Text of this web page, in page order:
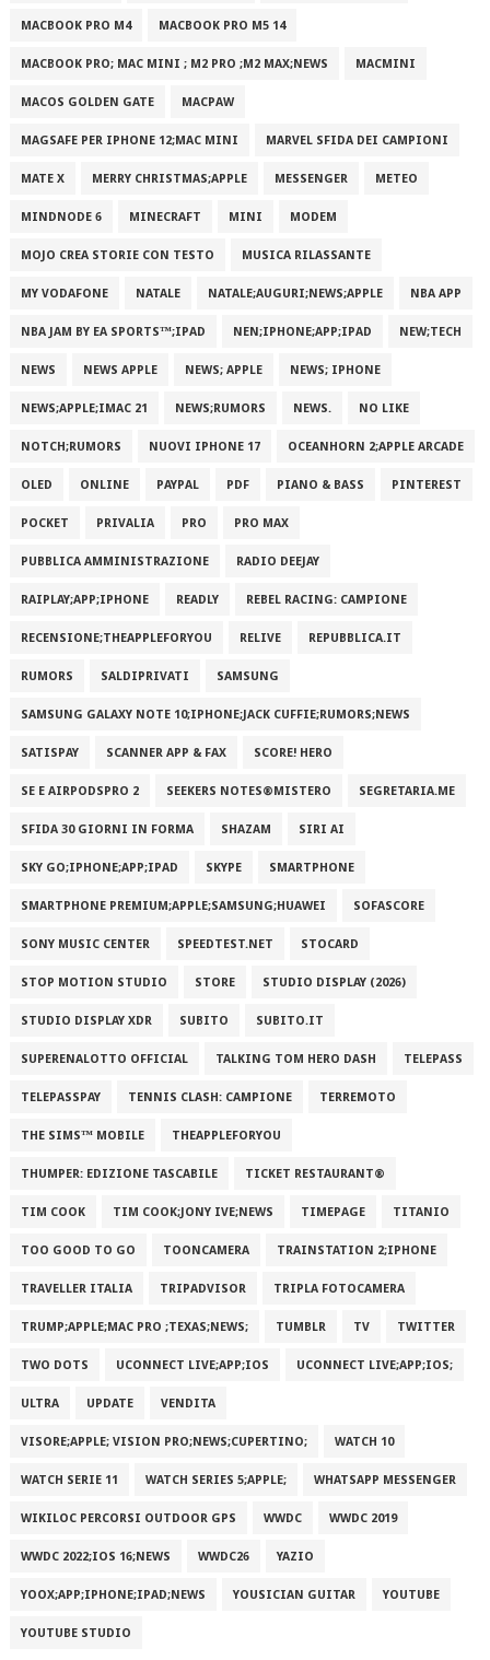
MACBOOK PRO M4 MACBOOK PRO M5 14
MACBOOK PRO; MAC MINI ; M2 PRO ;M2 MAX;NEWS MACMINI
MACOS GOLDEN GATE MACPAW
MAGSAFE PER IPHONE 12;MAC MINI MARVEL SFIDA DEI CAMPIONI
MATE X MERRY CHRISTMAS;APPLE MESSENGER METEO
MINDNODE 6 MINECRAFT MINI MODEM
MOJO CREA STORIE CON TESTO MUSICA RILASSANTE
MY VODAFONE NATALE NATALE;AUGURI;NEWS;APPLE NBA APP
NBA JAM BY EA SPORTS™;IPAD NEN;IPHONE;APP;IPAD NEW;TECH
NEWS NEWS APPLE NEWS; APPLE NEWS; IPHONE
NEWS;APPLE;IMAC 21 NEWS;RUMORS NEWS. NO LIKE
NOTCH;RUMORS NUOVI IPHONE 17 OCEANHORN 2;APPLE ARCADE
OLED ONLINE PAYPAL PDF PIANO & BASS PINTEREST
POCKET PRIVALIA PRO PRO MAX
PUBBLICA AMMINISTRAZIONE RADIO DEEJAY
RAIPLAY;APP;IPHONE READLY REBEL RACING: CAMPIONE
RECENSIONE;THEAPPLEFORYOU RELIVE REPUBBLICA.IT
RUMORS SALDIPRIVATI SAMSUNG
SAMSUNG GALAXY NOTE 10;IPHONE;JACK CUFFIE;RUMORS;NEWS
SATISPAY SCANNER APP & FAX SCORE! HERO
SE E AIRPODSPRO 2 SEEKERS NOTES®MISTERO SEGRETARIA.ME
SFIDA 30 GIORNI IN FORMA SHAZAM SIRI AI
SKY GO;IPHONE;APP;IPAD SKYPE SMARTPHONE
SMARTPHONE PREMIUM;APPLE;SAMSUNG;HUAWEI SOFASCORE
SONY MUSIC CENTER SPEEDTEST.NET STOCARD
STOP MOTION STUDIO STORE STUDIO DISPLAY (2026)
STUDIO DISPLAY XDR SUBITO SUBITO.IT
SUPERENALOTTO OFFICIAL TALKING TOM HERO DASH TELEPASS
TELEPASSPAY TENNIS CLASH: CAMPIONE TERREMOTO
THE SIMS™ MOBILE THEAPPLEFORYOU
THUMPER: EDIZIONE TASCABILE TICKET RESTAURANT®
TIM COOK TIM COOK;JONY IVE;NEWS TIMEPAGE TITANIO
TOO GOOD TO GO TOONCAMERA TRAINSTATION 2;IPHONE
TRAVELLER ITALIA TRIPADVISOR TRIPLA FOTOCAMERA
TRUMP;APPLE;MAC PRO ;TEXAS;NEWS; TUMBLR TV TWITTER
TWO DOTS UCONNECT LIVE;APP;IOS UCONNECT LIVE;APP;IOS;
ULTRA UPDATE VENDITA
VISORE;APPLE; VISION PRO;NEWS;CUPERTINO; WATCH 10
WATCH SERIE 11 WATCH SERIES 5;APPLE; WHATSAPP MESSENGER
WIKILOC PERCORSI OUTDOOR GPS WWDC WWDC 2019
WWDC 2022;IOS 16;NEWS WWDC26 YAZIO
YOOX;APP;IPHONE;IPAD;NEWS YOUSICIAN GUITAR YOUTUBE
YOUTUBE STUDIO